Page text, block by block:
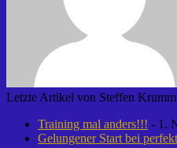
Letzte Artikel von Steffen Krumm
Training mal anders!!! - 1.
Gelungener Start bei